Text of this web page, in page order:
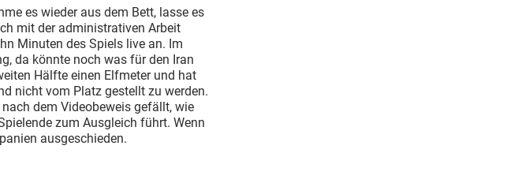
es wieder aus dem Bett, lasse es
mit der administrativen Arbeit
Minuten des Spiels live an. Im
da könnte noch was für den Iran
Hälfte einen Elfmeter und hat
nicht vom Platz gestellt zu werden.
dem Videobeweis gefällt, wie
zum Ausgleich führt. Wenn
ausgeschieden.